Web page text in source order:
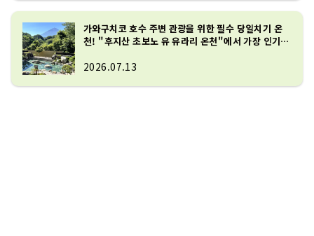
가와구치코 호수 주변 관광을 위한 필수 당일치기 온
천! "후지산 초보노 유 유라리 온천"에서 가장 인기
2026.07.13